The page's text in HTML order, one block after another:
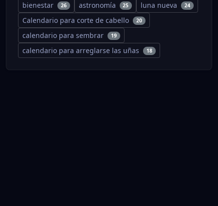
bienestar 26 astronomía 25 luna nueva 24
Calendario para corte de cabello 20
calendario para sembrar 19
calendario para arreglarse las uñas 18